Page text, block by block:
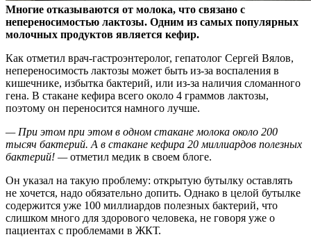
Многие отказываются от молока, что связано с
непереносимостью лактозы. Одним из самых популярных
молочных продуктов является кефир.
Как отметил врач-гастроэнтеролог, гепатолог Сергей Вялов,
непереносимость лактозы может быть из-за воспаления в
кишечнике, избытка бактерий, или из-за наличия сломанного
гена. В стакане кефира всего около 4 граммов лактозы,
поэтому он переносится намного лучше.
— При этом при этом в одном стакане молока около 200
тысяч бактерий. А в стакане кефира 20 миллиардов полезных
бактерий! —отметил медик в своем блоге.
Он указал на такую проблему: открытую бутылку оставлять
не хочется, надо обязательно допить. Однако в целой бутылке
содержится уже 100 миллиардов полезных бактерий, что
слишком много для здорового человека, не говоря уже о
пациентах с проблемами в ЖКТ.